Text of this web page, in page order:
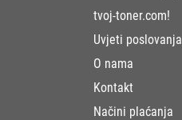
tvoj-toner.com!
Uvjeti poslovanja
O nama
Kontakt
Načini plaćanja